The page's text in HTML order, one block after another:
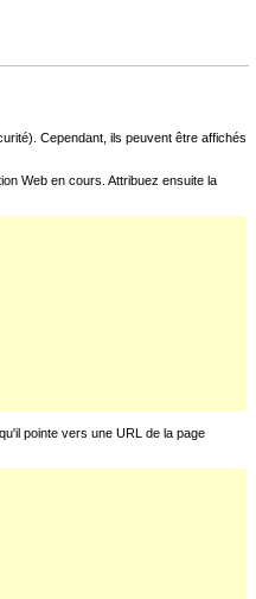
Cependant, ils peuvent être affichés
Web en cours. Attribuez ensuite la
pointe vers une URL de la page